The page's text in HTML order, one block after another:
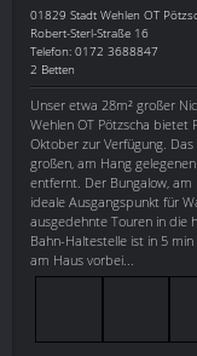
01829 Stadt Wehlen OT
Robert-Sterl-Straße 16
Telefon: 0172 3688847
2 Betten
Unser etwa 28m² großer
Wehlen OT Pötzscha bietet
Oktober zur Verfügung.
großen, am Hang
entfernt. Der Bungalow,
ideale Ausgangspunkt für
ausgedehnte Touren in die
Bahn-Haltestelle ist in 5
am Haus vorbei...